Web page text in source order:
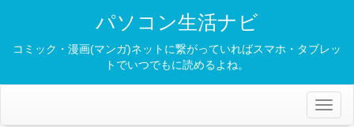
パソコン生活ナビ
コミック・漫画(マンガ)ネットに繋がっていればスマホ・タブレッ
トでいつでもに読めるよね。